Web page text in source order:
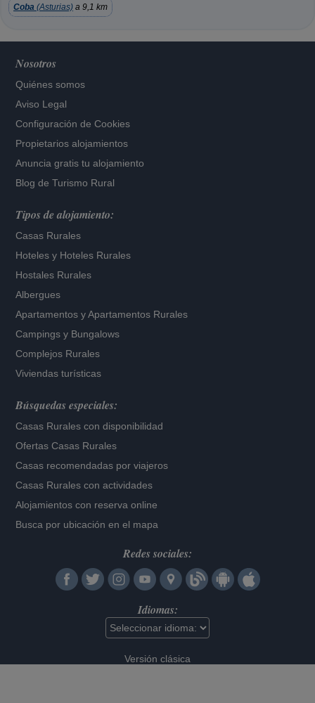
Coba (Asturias) a 9,1 km
Nosotros
Quiénes somos
Aviso Legal
Configuración de Cookies
Propietarios alojamientos
Anuncia gratis tu alojamiento
Blog de Turismo Rural
Tipos de alojamiento:
Casas Rurales
Hoteles y Hoteles Rurales
Hostales Rurales
Albergues
Apartamentos yApartamentos Rurales
Campings y Bungalows
Complejos Rurales
Viviendas turísticas
Búsquedas especiales:
Casas Rurales con disponibilidad
Ofertas Casas Rurales
Casas recomendadas por viajeros
Casas Rurales con actividades
Alojamientos con reserva online
Busca por ubicación en el mapa
Redes sociales:
Idiomas:
Versión clásica